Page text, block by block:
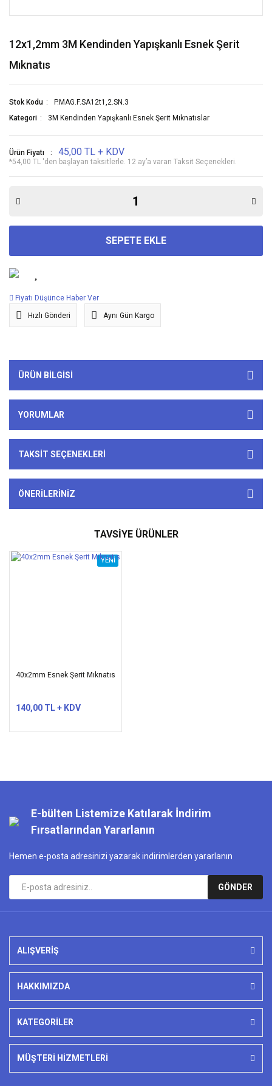
12x1,2mm 3M Kendinden Yapışkanlı Esnek Şerit
Mıknatıs
Stok Kodu
P.MAG.F.SA12t1,2.SN.3
Kategori
3M Kendinden Yapışkanlı Esnek Şerit Mıknatıslar
Ürün Fiyatı 45,00 TL + KDV
*54,00 TL 'den başlayan taksitlerle. 12 ay’a varan Taksit Seçenekleri.
SEPETE EKLE
Fiyatı Düşünce Haber Ver
Hızlı Gönderi Aynı Gün Kargo
ÜRÜN BILGISI
YORUMLAR
TAKSIT SEÇENEKLERI
ÖNERILERINIZ
TAVSİYE ÜRÜNLER
YENİ
40x2mm Esnek Şerit Mıknatıs
140,00 TL + KDV
E-bülten Listemize Katılarak İndirim
Fırsatlarından Yararlanın
Hemen e-posta adresinizi yazarak indirimlerden yararlanın
GÖNDER
ALIŞVERİŞ
HAKKIMIZDA
KATEGORİLER
MÜŞTERİ HİZMETLERİ